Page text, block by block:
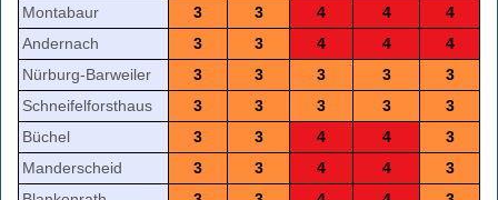
Montabaur 3 3 4 4
4
Andernach
3 3 4 4
4
Nürburg-Barweiler
3 3 3 3
3
Schneifelforsthaus
3 3 3 3
3
Büchel
3 3 4 4
3
Manderscheid
3 3 4 4
3